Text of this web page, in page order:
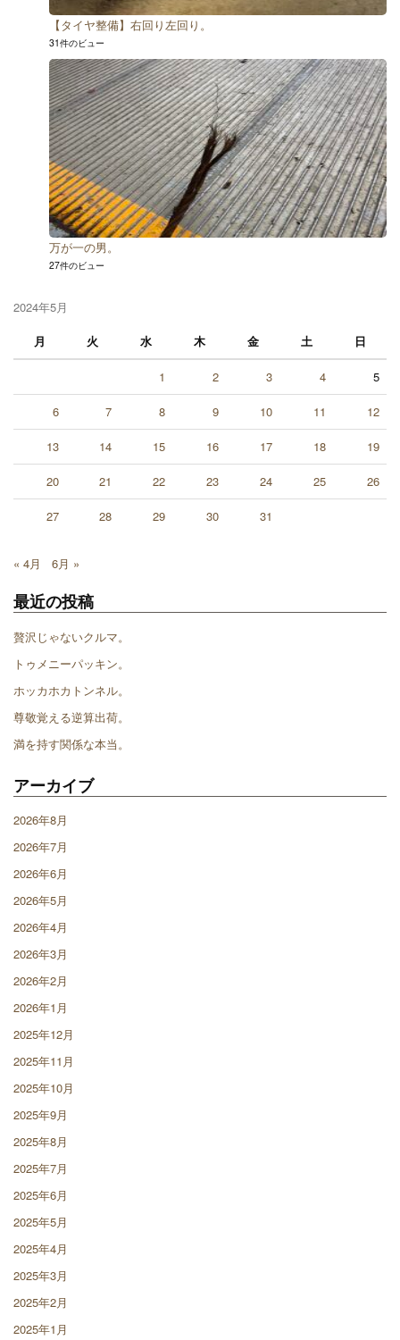
【タイヤ整備】右回り左回り。
31件のビュー
万が一の男。
27件のビュー
2024年5月
月
火 水 木 金 土 日
1 2 3 4 5
6 7 8 9 10 11 12
13 14 15 16 17 18 19
20 21 22 23 24 25 26
27 28 29 30 31
« 4月 6月 »
最近の投稿
贅沢じゃないクルマ。
トゥメニーパッキン。
ホッカホカトンネル。
尊敬覚える逆算出荷。
満を持す関係な本当。
アーカイブ
2026年8月
2026年7月
2026年6月
2026年5月
2026年4月
2026年3月
2026年2月
2026年1月
2025年12月
2025年11月
2025年10月
2025年9月
2025年8月
2025年7月
2025年6月
2025年5月
2025年4月
2025年3月
2025年2月
2025年1月